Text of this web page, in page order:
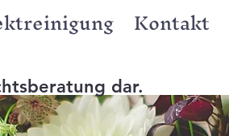
Kontakt
dar.